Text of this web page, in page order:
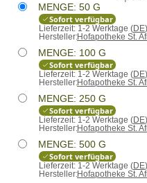
MENGE: 50 G
Sofort verfügbar
Lieferzeit: 1-2 Werktage (DE)
Hersteller:Hofapotheke St.
MENGE: 100 G
Sofort verfügbar
Lieferzeit: 1-2 Werktage (DE)
Hersteller:Hofapotheke St.
MENGE: 250 G
Sofort verfügbar
Lieferzeit: 1-2 Werktage (DE)
Hersteller:Hofapotheke St.
MENGE: 500 G
Sofort verfügbar
Lieferzeit: 1-2 Werktage (DE)
Hersteller:Hofapotheke St.